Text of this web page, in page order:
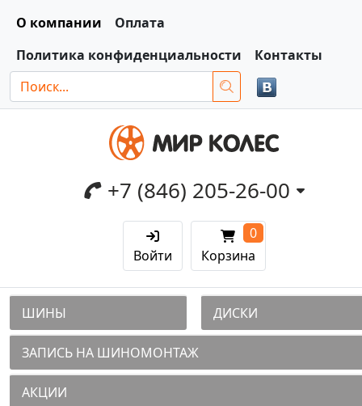
О компании
Оплата
Политика конфиденциальности
Контакты
+7 (846) 205-26-00
Войти Корзина
0
ШИНЫ ДИСКИ
ЗАПИСЬ НА ШИНОМОНТАЖ
АКЦИИ